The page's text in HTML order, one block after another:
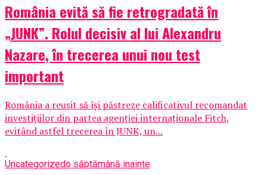
România evită să fie retrogradată în
„JUNK”. Rolul decisiv al lui Alexandru
Nazare, în trecerea unui nou test
important
România a reușit să își păstreze calificativul recomandat
investițiilor din partea agenției internaționale Fitch,
evitând astfel trecerea în JUNK, un...
Uncategorizedo săptămână inainte